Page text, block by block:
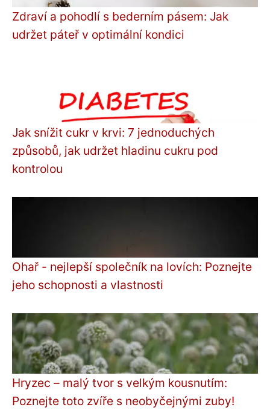
Zdraví a pohodlí s bederním pásem: Jak
udržet páteř v optimální kondici
Jak snížit cukr v krvi: 7 jednoduchých
způsobů, jak udržet hladinu cukru pod
kontrolou
Ohař - nejlepší společník na lovích: Poznejte
jeho schopnosti a vlastnosti
Hryzec – malý tvor s velkým kousnutím:
Poznejte toto zvíře s neobyčejnými zuby!